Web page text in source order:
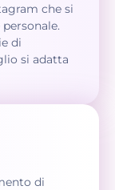
che si
di
si adatta
di